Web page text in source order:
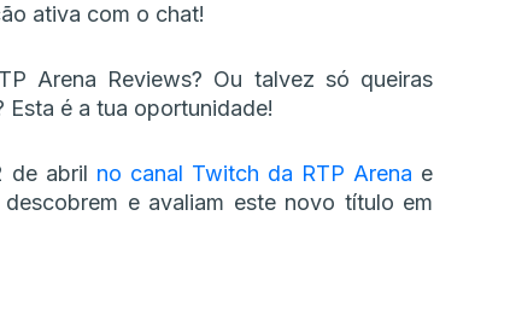
ativa com o chat!
Arena Reviews? Ou talvez só queiras
é a tua oportunidade!
de abril no canal Twitch da RTP Arena e
e avaliam este novo título em